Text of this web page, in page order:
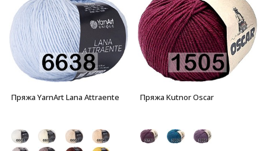
Пряжа YarnArt Lana Attraente Пряжа Kutnor Oscar